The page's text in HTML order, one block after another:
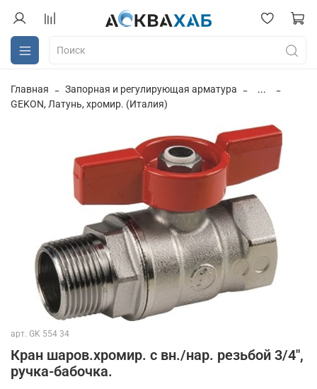
Главная Запорная и регулирующая арматура
...
GEKON, Латунь, хромир. (Италия)
арт. GK 554 34
Кран шаров.хромир. с вн./нар. резьбой 3/4",
ручка-бабочка.